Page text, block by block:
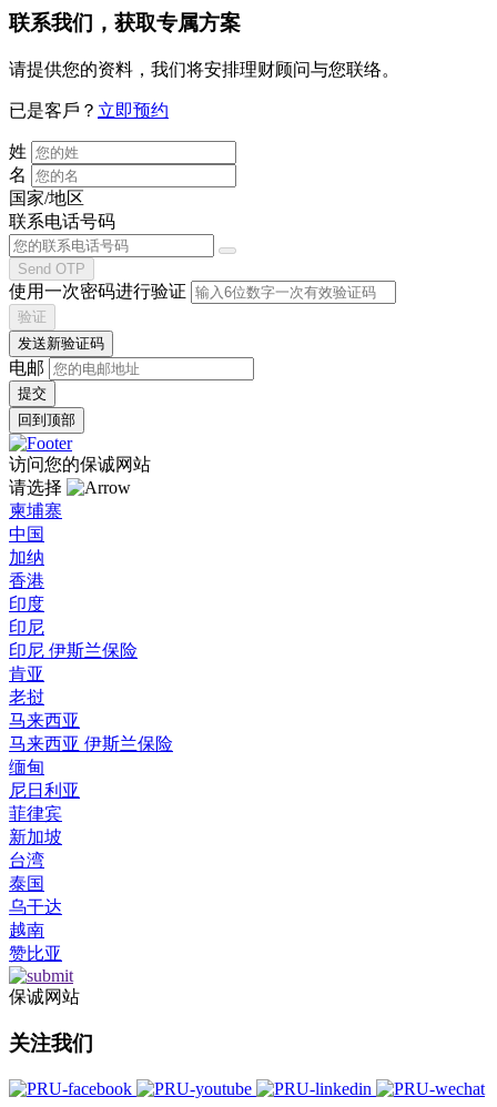
联系我们 ，获取专属方案
请提供您的资料，我们将安排理财顾问与您联络。
已是客戶？ 立即预约
姓
名
国家/地区
联系电话号码
Send OTP
使用一次密码进行验证
验证
发送新验证码
电邮
回到顶部
访问您的保诚网站
请选择
柬埔寨
中国
加纳
香港
印度
印尼
印尼 伊斯兰保险
肯亚
老挝
马来西亚
马来西亚 伊斯兰保险
缅甸
尼日利亚
菲律宾
新加坡
台湾
泰国
乌干达
越南
赞比亚
保诚网站
关注我们